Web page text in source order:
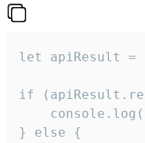
let apiResult =
if
} else {